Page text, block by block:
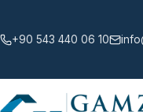
+90 543 440 06 10